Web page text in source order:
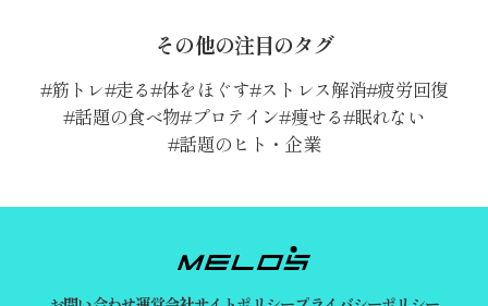
その他の注目のタグ
筋トレ 走る 体をほぐす ストレス解消 疲労回復
話題の食べ物 プロテイン 痩せる 眠れない
話題のヒト・企業